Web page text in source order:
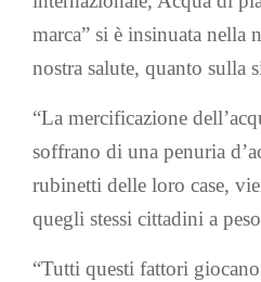
marca” si è insinuata nella
nostra salute, quanto sulla
“La mercificazione
soffrano di una penuria
rubinetti delle loro case,
quegli stessi cittadini a
“Tutti questi fattori